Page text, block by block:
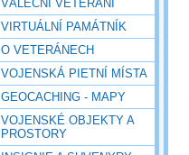
VÁLEČNÍ VETERÁNI
VIRTUÁLNÍ PAMÁTNÍK
O VETERÁNECH
VOJENSKÁ PIETNÍ MÍSTA
GEOCACHING - MAPY
VOJENSKÉ OBJEKTY A
PROSTORY